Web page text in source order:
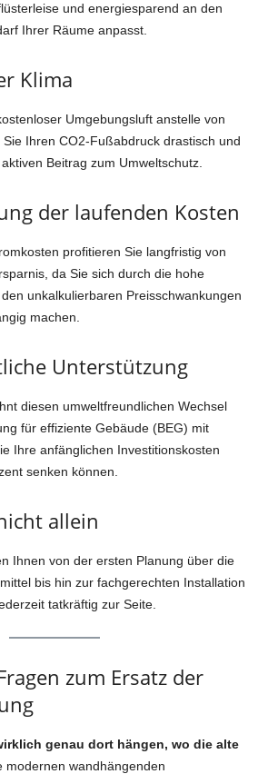
und energiesparend an den
Ihrer Räume anpasst.
Klima
Umgebungsluft anstelle von
Ihren CO2-Fußabdruck drastisch und
Beitrag zum Umweltschutz.
der laufenden Kosten
profitieren Sie langfristig von
da Sie sich durch die hohe
unkalkulierbaren Preisschwankungen
machen.
Unterstützung
diesen umweltfreundlichen Wechsel
für effiziente Gebäude (BEG) mit
Ihre anfänglichen Investitionskosten
senken können.
allein
Ihnen von der ersten Planung über die
bis hin zur fachgerechten Installation
tatkräftig zur Seite.
zum Ersatz der
genau dort hängen, wo die alte
modernen wandhängenden